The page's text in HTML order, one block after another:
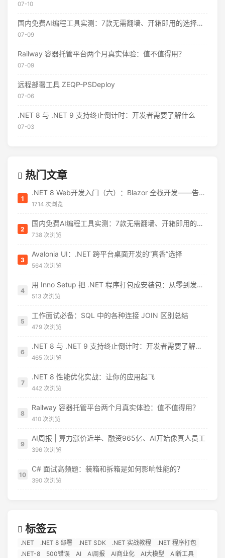
07-10
国内免费AI编程工具实测：7款无需翻墙、开箱即用的选择（附2026年7月最新额度）
07-09
Railway 容器托管平台两个月真实体验：值不值得用？
07-09
远程部署工具 ZEQP-PSDeploy
07-06
.NET 8 与 .NET 9 支持终止倒计时：开发者需要了解什么
07-03
热门文章
1
.NET 8 Web开发入门（六）：Blazor 全栈开发——告别 JavaScript 焦虑
1714 次浏览
2
国内免费AI编程工具实测：7款无需翻墙、开箱即用的选择（附2026年7月最新额度）
738 次浏览
3
Avalonia UI：.NET 跨平台桌面开发的“真香”选择
564 次浏览
4
用 Inno Setup 把 .NET 程序打包成安装包：从零到发布的完整指南
513 次浏览
5
工作面试必备：SQL 中的各种连接 JOIN 区别总结
479 次浏览
6
.NET 8 与 .NET 9 支持终止倒计时：开发者需要了解什么
465 次浏览
7
.NET 8 性能优化实战：让你的应用起飞
442 次浏览
8
Railway 容器托管平台两个月真实体验：值不值得用？
410 次浏览
9
AI周报 | 算力涨价近半、融资965亿、AI开始像真人员工
396 次浏览
10
C# 面试高频题：装箱和拆箱是如何影响性能的？
390 次浏览
标签云
.NET .NET 8 部署 .NET SDK .NET 实战教程
.NET 程序打包
.NET-8
500错误 AI AI周报 AI商业化 AI大模型
AI新工具